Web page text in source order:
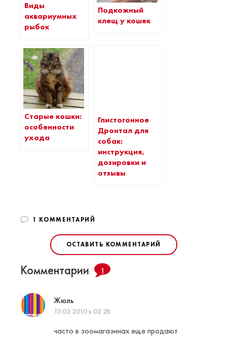
Виды
аквариумных
рыбок
Подкожный
клещ у кошек
Старые кошки:
особенности
ухода
Глистогонное
Дронтал для
собак:
инструкция,
дозировки и
отзывы
1 КОММЕНТАРИЙ
ОСТАВИТЬ КОММЕНТАРИЙ
Комментарии 1
Жюль
13.03.2010 в 02:28
часто в зоомагазинах еще продают